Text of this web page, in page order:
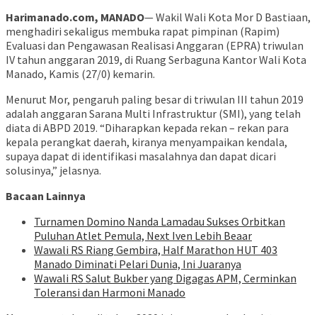
Harimanado.com, MANADO— Wakil Wali Kota Mor D Bastiaan,
menghadiri sekaligus membuka rapat pimpinan (Rapim)
Evaluasi dan Pengawasan Realisasi Anggaran (EPRA) triwulan
IV tahun anggaran 2019, di Ruang Serbaguna Kantor Wali Kota
Manado, Kamis (27/0) kemarin.
Menurut Mor, pengaruh paling besar di triwulan III tahun 2019
adalah anggaran Sarana Multi Infrastruktur (SMI), yang telah
diata di ABPD 2019. “Diharapkan kepada rekan – rekan para
kepala perangkat daerah, kiranya menyampaikan kendala,
supaya dapat di identifikasi masalahnya dan dapat dicari
solusinya,” jelasnya.
Bacaan Lainnya
Turnamen Domino Nanda Lamadau Sukses Orbitkan
Puluhan Atlet Pemula, Next Iven Lebih Beaar
Wawali RS Riang Gembira, Half Marathon HUT 403
Manado Diminati Pelari Dunia, Ini Juaranya
Wawali RS Salut Bukber yang Digagas APM, Cerminkan
Toleransi dan Harmoni Manado